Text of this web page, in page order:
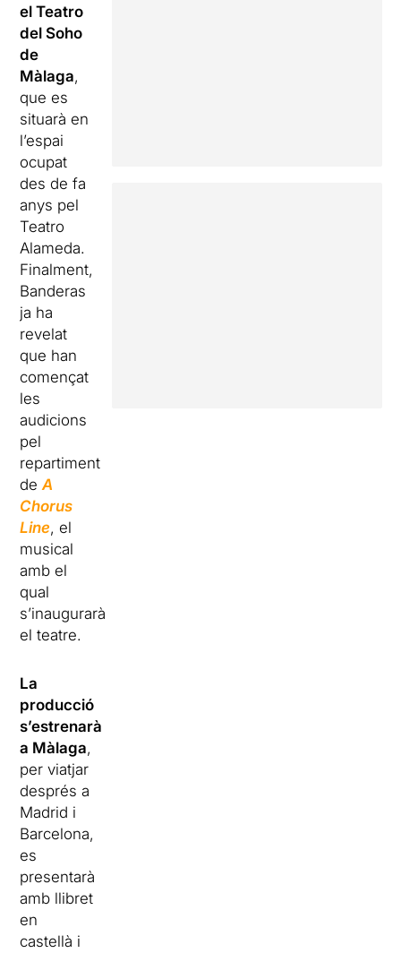
el Teatro
del Soho
de
Màlaga,
que es
situarà en
l’espai
ocupat
des de fa
anys pel
Teatro
Alameda.
Finalment,
Banderas
ja ha
revelat
que han
començat
les
audicions
pel
repartiment
deA
Chorus
Line, el
musical
amb el
qual
s’inaugurarà
el teatre.
La
producció
s’estrenarà
a Màlaga,
per viatjar
després a
Madrid i
Barcelona,
es
presentarà
amb llibret
en
castellà i